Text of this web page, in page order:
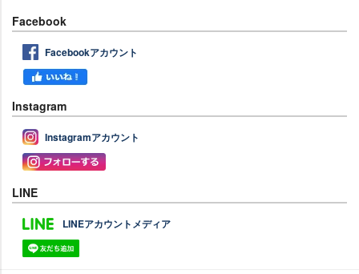
Facebook
Facebookアカウント
Instagram
Instagramアカウント
LINE
LINEアカウントメディア